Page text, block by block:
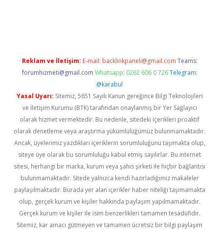
Reklam ve İletişim: E-mail: backlinkpaneli@gmail.com Teams:
forumhizmeti@gmail.com Whatsapp: 0262 606 0 726 Telegram:
@karabul
Yasal Uyarı: Sitemiz, 5651 Sayılı Kanun gereğince Bilgi Teknolojileri
ve İletişim Kurumu (BTK) tarafından onaylanmış bir Yer Sağlayıcı
olarak hizmet vermektedir. Bu nedenle, sitedeki içerikleri proaktif
olarak denetleme veya araştırma yükümlülüğümüz bulunmamaktadır.
Ancak, üyelerimiz yazdıkları içeriklerin sorumluluğunu taşımakta olup,
siteye üye olarak bu sorumluluğu kabul etmiş sayılırlar. Bu internet
sitesi, herhangi bir marka, kurum veya şahıs şirketi ile hiçbir bağlantısı
bulunmamaktadır. Sitede yalnızca kendi hazırladığımız makaleler
paylaşılmaktadır. Burada yer alan içerikler haber niteliği taşımamakta
olup, gerçek kurum ve kişiler hakkında paylaşım yapılmamaktadır.
Gerçek kurum ve kişiler ile isim benzerlikleri tamamen tesadüfidir.
Sitemiz, kar amacı gütmeyen ve tamamen ücretsiz bir bilgi paylaşım